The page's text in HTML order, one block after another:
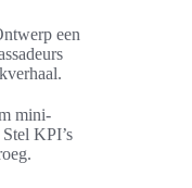
een
mini-
KPI’s